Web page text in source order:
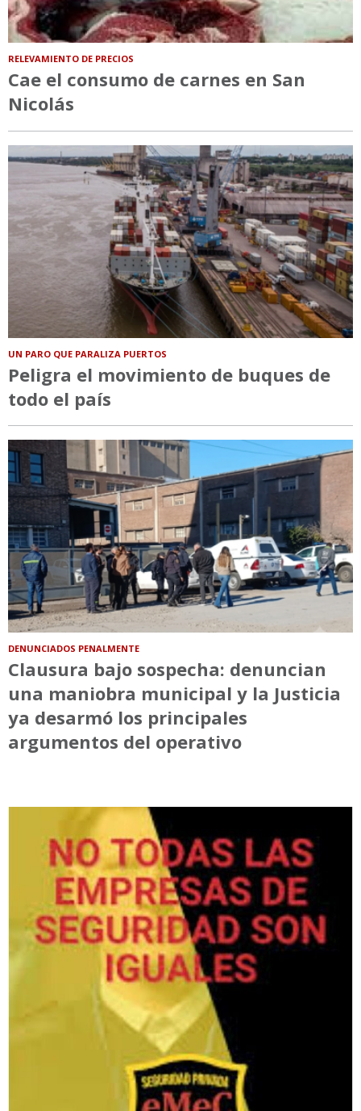
RELEVAMIENTO DE PRECIOS
Cae el consumo de carnes en San
Nicolás
UN PARO QUE PARALIZA PUERTOS
Peligra el movimiento de buques de
todo el país
DENUNCIADOS PENALMENTE
Clausura bajo sospecha: denuncian
una maniobra municipal y la Justicia
ya desarmó los principales
argumentos del operativo